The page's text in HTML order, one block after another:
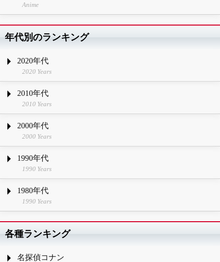
Anime
年代別のランキング
2020年代
2020 Years
2010年代
2010 Years
2000年代
2000 Years
1990年代
1990 Years
1980年代
1990 Years
各種ランキング
名探偵コナン